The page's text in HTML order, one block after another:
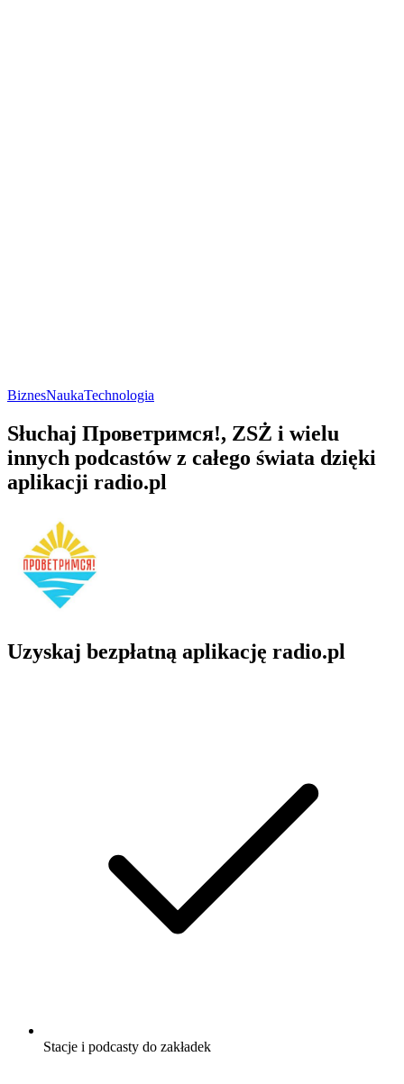
BiznesNaukaTechnologia
Słuchaj Проветримся!, ZSŻ i wielu
innych podcastów z całego świata dzięki
aplikacji radio.pl
Uzyskaj bezpłatną aplikację radio.pl
Stacje i podcasty do zakładek